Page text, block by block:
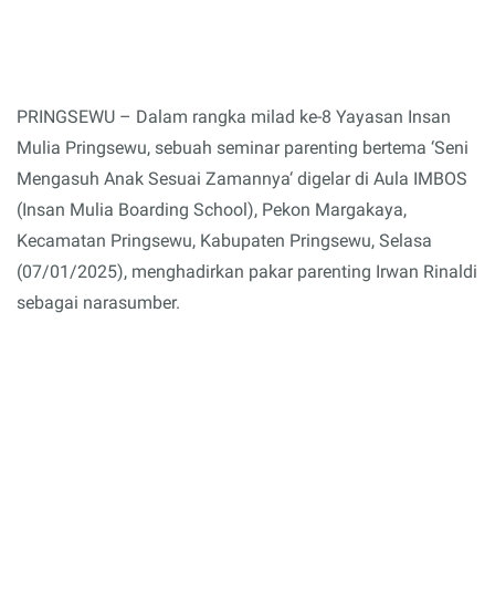
PRINGSEWU – Dalam rangka milad ke-8 Yayasan Insan
Mulia Pringsewu, sebuah seminar parenting bertema ‘Seni
Mengasuh Anak Sesuai Zamannya‘ digelar di Aula IMBOS
(Insan Mulia Boarding School), Pekon Margakaya,
Kecamatan Pringsewu, Kabupaten Pringsewu, Selasa
(07/01/2025), menghadirkan pakar parenting Irwan Rinaldi
sebagai narasumber.